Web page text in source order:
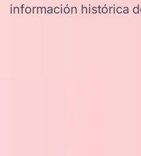
información histórica